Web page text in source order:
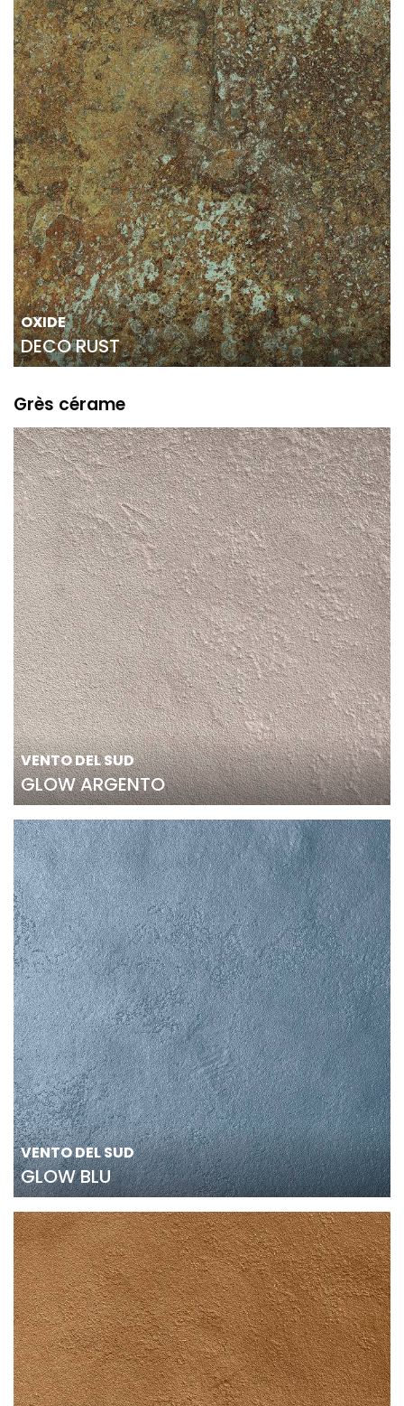
OXIDE
DECO RUST
Grès cérame
VENTO DEL SUD
GLOW ARGENTO
VENTO DEL SUD
GLOW BLU